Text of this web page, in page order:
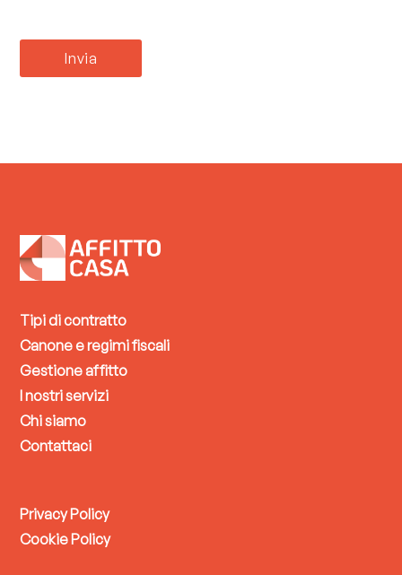
Tipi di contratto
Canone e regimi fiscali
Gestione affitto
I nostri servizi
Chi siamo
Contattaci
Privacy Policy
Cookie Policy